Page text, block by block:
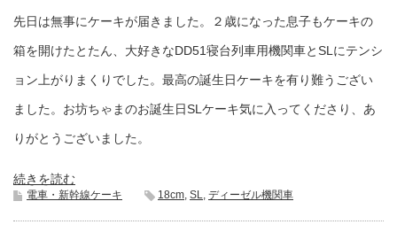
先日は無事にケーキが届きました。２歳になった息子もケーキの
箱を開けたとたん、大好きなDD51寝台列車用機関車とSLにテンシ
ョン上がりまくりでした。最高の誕生日ケーキを有り難うござい
ました。お坊ちゃまのお誕生日SLケーキ気に入ってくださり、あ
りがとうございました。
続きを読む
電車・新幹線ケーキ 18cm, SL, ディーゼル機関車